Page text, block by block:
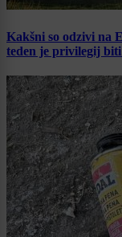
Kakšni so odzivi na
teden je privilegij